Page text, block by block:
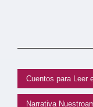
Cuentos para Leer
Narrativa